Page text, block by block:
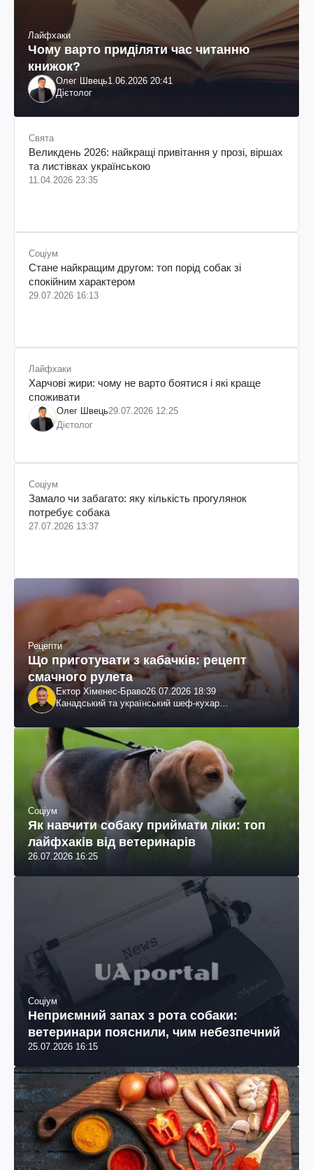
Лайфхаки
Чому варто приділяти час читанню
книжок?
Олег Швець1.06.2026 20:41
Дієтолог
Свята
Великдень 2026: найкращі привітання у прозі, віршах
та листівках українською
11.04.2026 23:35
Соціум
Стане найкращим другом: топ порід собак зі
спокійним характером
29.07.2026 16:13
Лайфхаки
Харчові жири: чому не варто боятися і які краще
споживати
Олег Швець29.07.2026 12:25
Дієтолог
Соціум
Замало чи забагато: яку кількість прогулянок
потребує собака
27.07.2026 13:37
Рецепти
Що приготувати з кабачків: рецепт
смачного рулета
Ектор Хіменес-Браво26.07.2026 18:39
Канадський та український шеф-кухар
Соціум
Як навчити собаку приймати ліки: топ
лайфхаків від ветеринарів
26.07.2026 16:25
Соціум
Неприємний запах з рота собаки:
ветеринари пояснили, чим небезпечний
25.07.2026 16:15